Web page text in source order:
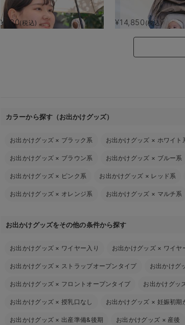
¥880(税込) ¥14,850 (税込)
カラーから探す（お出かけグッズ）
お出かけグッズ × ブラック系 お出かけグッズ × ホワイト
お出かけグッズ × ブラウン系 お出かけグッズ × ブルー系
お出かけグッズ × ピンク系 お出かけグッズ × レッド系
お出かけグッズ × オレンジ系 お出かけグッズ × マルチ系
お出かけグッズをその他の条件から探す
お出かけグッズ × ワイヤー入り お出かけグッズ × ワイヤ
お出かけグッズ × ストラップオープンタイプ お出かけグ
お出かけグッズ × フロントオープンタイプ お出かけグッ
お出かけグッズ ×授乳口なし お出かけグッズ × 妊娠初期
お出かけグッズ × 出産準備&後期 お出かけグッズ × 産後